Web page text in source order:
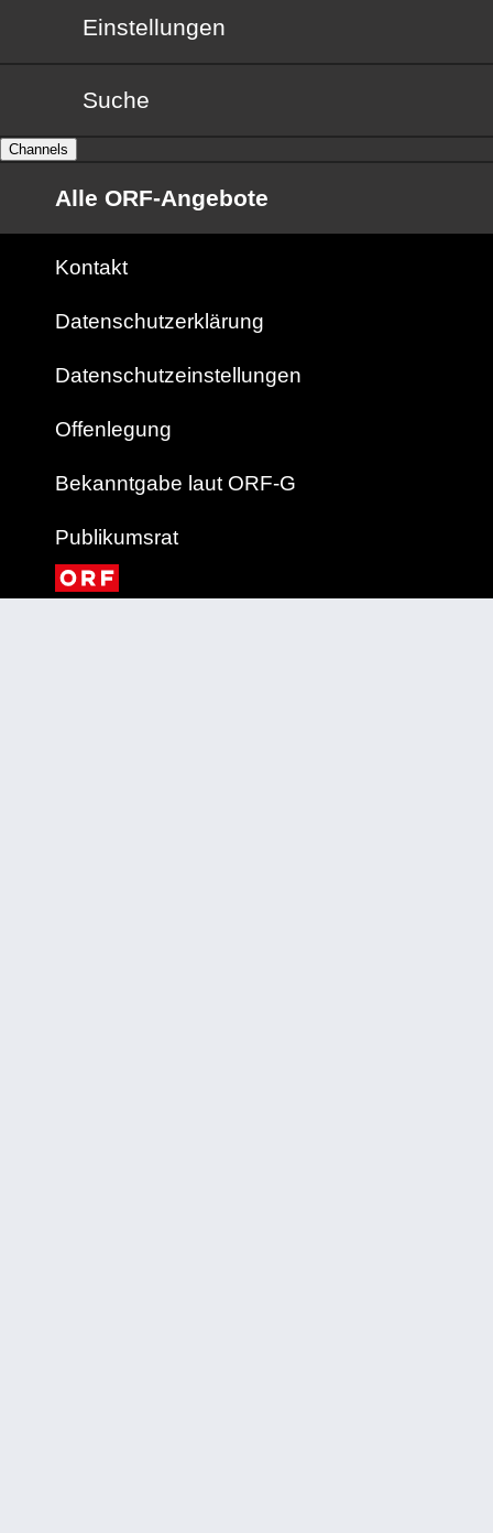
Einstellungen
Suche
Channels
Alle ORF-Angebote
Kontakt
Datenschutzerklärung
Datenschutzeinstellungen
Offenlegung
Bekanntgabe laut ORF-G
Publikumsrat